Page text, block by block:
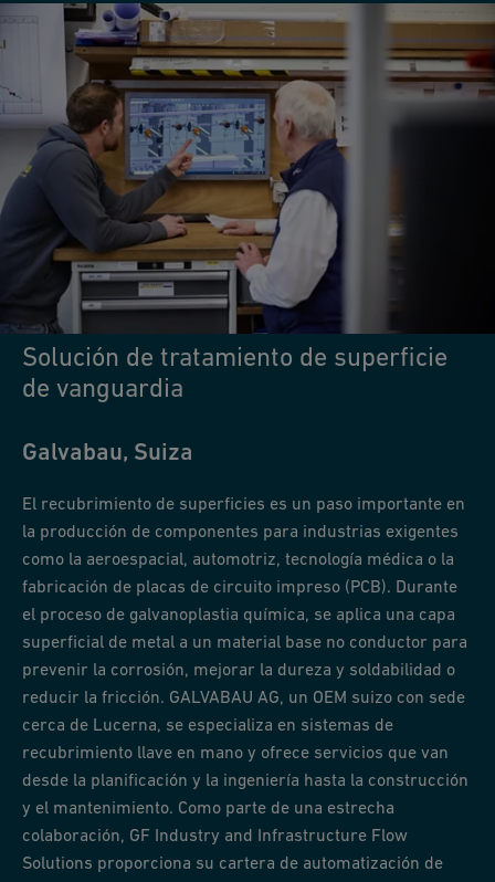
Solución de tratamiento de superficie
de vanguardia
Galvabau, Suiza
El recubrimiento de superficies es un paso importante en
la producción de componentes para industrias exigentes
como la aeroespacial, automotriz, tecnología médica o la
fabricación de placas de circuito impreso (PCB). Durante
el proceso de galvanoplastia química, se aplica una capa
superficial de metal a un material base no conductor para
prevenir la corrosión, mejorar la dureza y soldabilidad o
reducir la fricción. GALVABAU AG, un OEM suizo con sede
cerca de Lucerna, se especializa en sistemas de
recubrimiento llave en mano y ofrece servicios que van
desde la planificación y la ingeniería hasta la construcción
y el mantenimiento. Como parte de una estrecha
colaboración, GF Industry and Infrastructure Flow
Solutions proporciona su cartera de automatización de